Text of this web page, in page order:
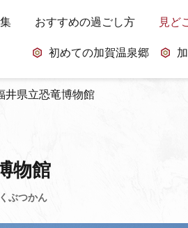
おすすめの過ごし方 見ど
初めての加賀温泉郷
井県立恐竜博物館
物館